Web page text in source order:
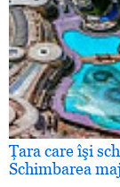
Ţara care îşi
Schimbarea